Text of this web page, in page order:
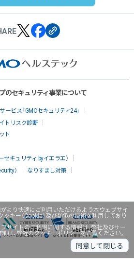
より快適にご利用いただけるよう本ウェブサイ
ッキー（Cookie）及び類似の技術を利用しており
サイトのご利用に関する情報は、弊社及びサー
は、弊社のクッキーポリシーをご覧ください。
同意して閉じる
のセキュリティ事業について
ビス「GMOセキュリティ24」
トリスク診断
ト
セキュリティ byイエラエ）
）
なりすまし対策